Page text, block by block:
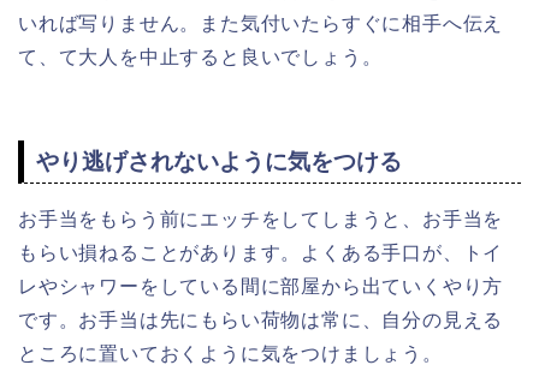
いれば写りません。また気付いたらすぐに相手へ伝え
て、て大人を中止すると良いでしょう。
やり逃げされないように気をつける
お手当をもらう前にエッチをしてしまうと、お手当を
もらい損ねることがあります。よくある手口が、トイ
レやシャワーをしている間に部屋から出ていくやり方
です。お手当は先にもらい荷物は常に、自分の見える
ところに置いておくように気をつけましょう。